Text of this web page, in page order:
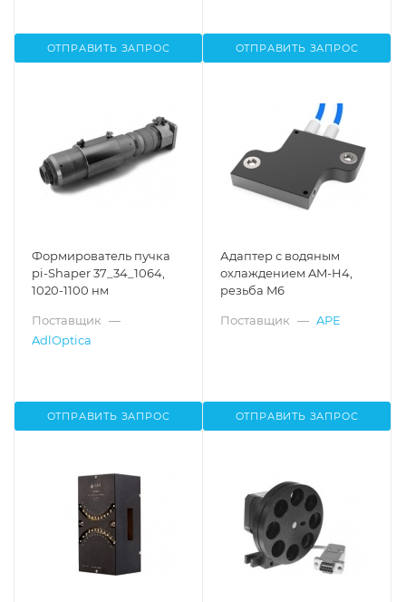
ОТПРАВИТЬ ЗАПРОС ОТПРАВИТЬ ЗАПРОС
Формирователь пучка
pi-Shaper 37_34_1064,
1020-1100 нм
Поставщик —
AdlOptica
ОТПРАВИТЬ ЗАПРОС
Адаптер с водяным
охлаждением AM-H4,
резьба M6
Поставщик — APE
ОТПРАВИТЬ ЗАПРОС